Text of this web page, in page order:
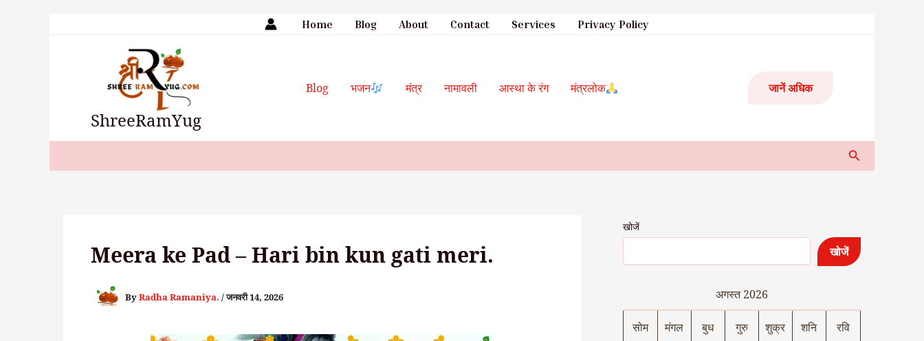
to
Home Blog About Contact Services Privacy Policy
ShreeRamYug
Blog भजन मंत्र नामावली आस्था के रंग मंत्रलोक जानें अधिक
Search
Meera ke Pad – Hari bin kun gati meri.
ByRadha Ramaniya. /जनवरी 14, 2026
खोजें
खोजें
अगस्त 2026
सोम मंगल बुध गुरु शुक्र शनि रवि